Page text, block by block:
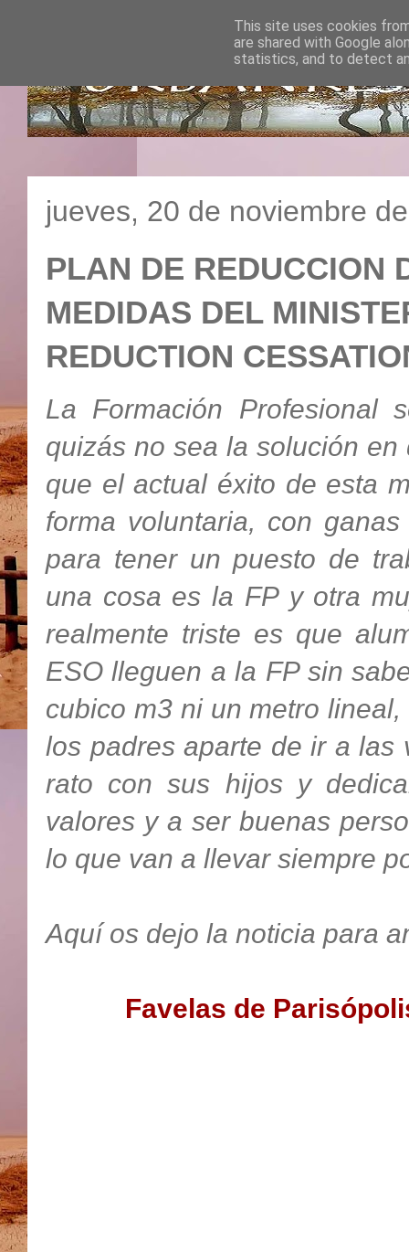
jueves, 20 de noviembre
PLAN DE REDUCCION
MEDIDAS DEL
REDUCTION
La Formación Profesional
quizás no sea la solución
que el actual éxito de esta
forma voluntaria, con
para tener un puesto de
una cosa es la FPy otra
realmente triste es que
ESOlleguen a la FPsin
cubico m3 ni un metro
los padres aparte de ir a las
rato con sus hijos y
valores y a ser buenas
lo que van a llevar siempre
Aquíos dejo la noticia para
Favelas de
This site uses cookies
are shared with Google
statistics, and to detect